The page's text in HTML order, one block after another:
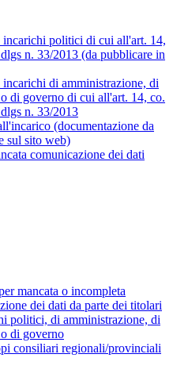
politici di cui all'art. 14,
n. 33/2013 (da pubblicare in
di amministrazione, di
di governo di cui all'art. 14, co.
n. 33/2013
(documentazione da
sul sito web)
comunicazione dei dati
mancata o incompleta
dei dati da parte dei titolari
politici, di amministrazione, di
di governo
consiliari regionali/provinciali